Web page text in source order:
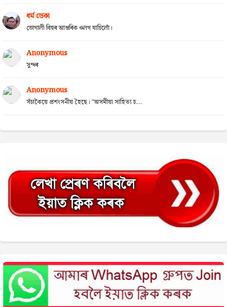
ধৰ্ম ডেকা
ভোগালী বিহুৰ আন্তৰিক ওলগ যাচিলোঁ।
Anonymous
সুন্দৰ
Anonymous
সঁচাকৈয়ে প্ৰশংসনীয় হৈছে। "অসমীয়া সাহিত্য চ...